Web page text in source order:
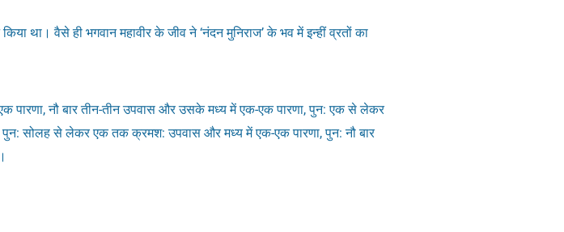
था। वैसे ही भगवान महावीर के जीव ने ‘नंदन मुनिराज’ के भव में इन्हीं व्रतों का
पारणा, नौ बार तीन-तीन उपवास और उसके मध्य में एक-एक पारणा, पुन: एक से लेकर
सोलह से लेकर एक तक क्रमश: उपवास और मध्य में एक-एक पारणा, पुन: नौ बार